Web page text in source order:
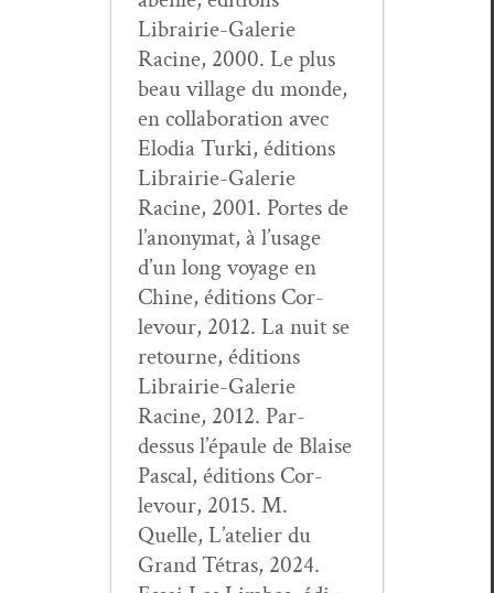
Librairie-Galerie
Racine, 2000. Le plus
beau vil­lage du monde,
en col­lab­o­ra­tion avec
Elo­dia Tur­ki, édi­tions
Librairie-Galerie
Racine, 2001. Portes de
l’anonymat, à l’usage
d’un long voy­age en
Chine, édi­tions Cor­
levour, 2012. La nuit se
retourne, édi­tions
Librairie-Galerie
Racine, 2012. Par-
dessus l’épaule de Blaise
Pas­cal, édi­tions Cor­
levour, 2015. M.
Quelle, L’atelier du
Grand Tétras, 2024.